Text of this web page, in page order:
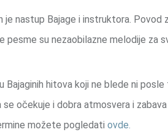
nastup Bajage i instruktora. Povod
pesme su nezaobilazne melodije za
hitova koji ne blede ni
očekuje i dobra atmosvera i
možete pogledati ovde.